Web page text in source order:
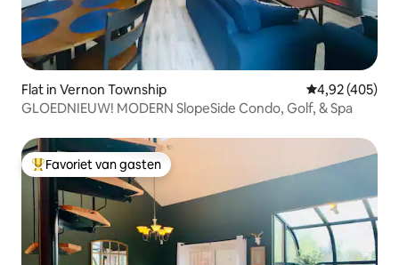
Flat in Vernon Township Gemiddelde
4,92 (405)
GLOEDNIEUW! MODERN SlopeSide Condo, Golf, & Spa
Topfavoriet van gasten
Favoriet van gasten